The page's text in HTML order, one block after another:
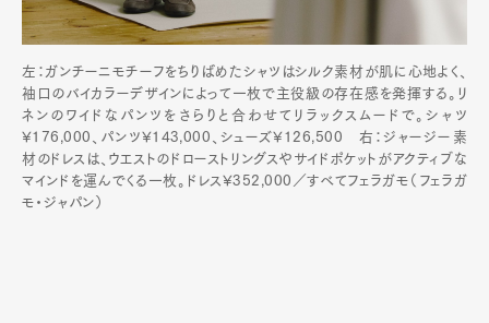
左：ガンチーニモチーフをちりばめたシャツはシルク素材が肌に心地よく、
袖口のバイカラーデザインによって一枚で主役級の存在感を発揮する。リ
ネンのワイドなパンツをさらりと合わせてリラックスムードで。シャツ
¥176,000、パンツ¥143,000、シューズ¥126,500 右：ジャージー素
材のドレスは、ウエストのドローストリングスやサイドポケットがアクティブな
マインドを運んでくる一枚。ドレス¥352,000／すべてフェラガモ（フェラガ
モ・ジャパン）